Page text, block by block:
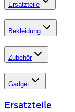
Ersatzteile
Bekleidung
Zubehör
Gadget
Ersatzteile